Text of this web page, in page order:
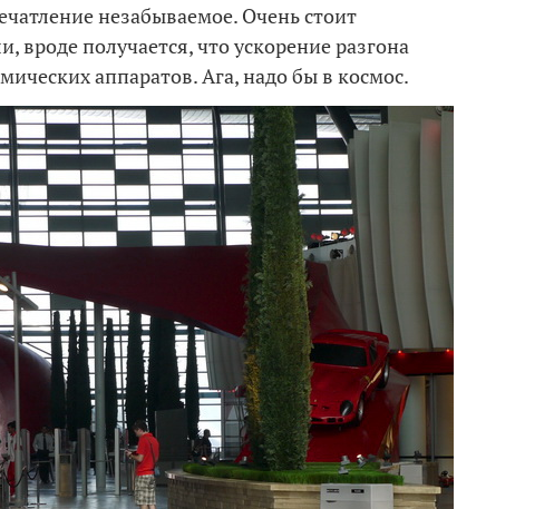
незабываемое. Очень стоит
получается, что ускорение разгона
аппаратов. Ага, надо бы в космос.